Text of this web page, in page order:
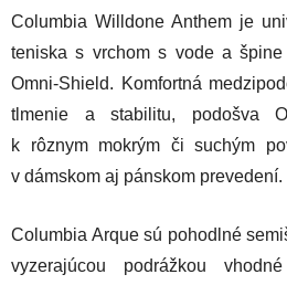
Columbia Willdone Anthem je
teniska s vrchom s vode a špine
Omni-Shield. Komfortná
tlmenie a stabilitu, podošva
k rôznym mokrým či suchým
v dámskom aj pánskom prevedení.
Columbia Arque sú pohodlné
vyzerajúcou podrážkou